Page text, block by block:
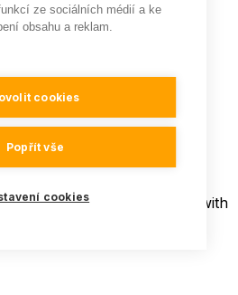
soutěží
práva vyhrazena | Made with
ze sociálních médií a ke
obsahu a reklam.
cookies
Popřít vše
cookies